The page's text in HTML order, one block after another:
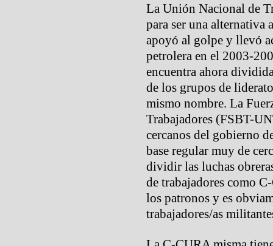
La Unión Nacional de
para ser una alternativa
apoyó al golpe y llevó
petrolera en el 2003-
encuentra ahora
de los grupos de
mismo nombre. La
Trabajadores (FSBT-
cercanos del gobierno
base regular muy de
dividir las luchas
de trabajadores como
los patronos y es
trabajadores/as